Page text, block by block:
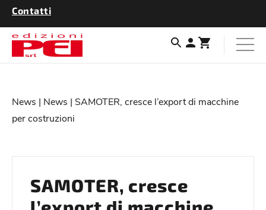
Contatti
News | News | SAMOTER, cresce l’export di macchine
per costruzioni
SAMOTER, cresce